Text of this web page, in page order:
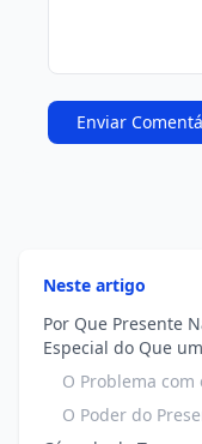
Enviar
Neste artigo
Por Que Presente
Especial do Que
O Problema com
O Poder do